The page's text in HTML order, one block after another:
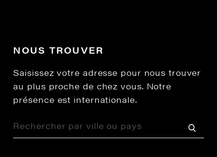
NOUS TROUVER
Saisissez votre adresse pour nous trouver
au plus proche de chez vous. Notre
présence est internationale.